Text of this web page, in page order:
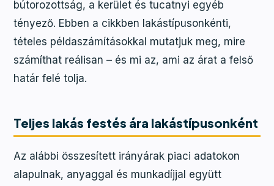
bútorozottság, a kerület és tucatnyi egyéb
tényező. Ebben a cikkben lakástípusonkénti,
tételes példaszámításokkal mutatjuk meg, mire
számíthat reálisan – és mi az, ami az árat a felső
határ felé tolja.
Teljes lakás festés ára lakástípusonként
Az alábbi összesített irányárak piaci adatokon
alapulnak, anyaggal és munkadíjjal együtt